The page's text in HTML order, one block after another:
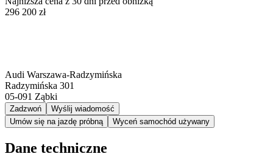
296 200 zł
Audi Warszawa-Radzymińska
Radzymińska 301
05-091 Ząbki
Zadzwoń
Wyślij wiadomość
Umów się na jazdę próbną
Wyceń samochód używany
Dane techniczne